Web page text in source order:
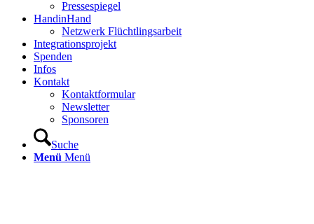
Pressespiegel
HandinHand
Netzwerk Flüchtlingsarbeit
Integrationsprojekt
Spenden
Infos
Kontakt
Kontaktformular
Newsletter
Sponsoren
Suche
Menü Menü